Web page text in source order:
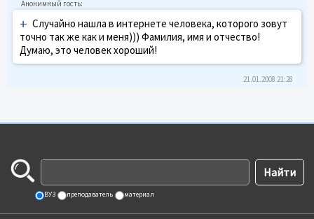
+ Случайно нашла в интернете человека, которого зовут
точно так же как и меня))) Фамилия, имя и отчество!
Думаю, это человек хороший!
21.01.2008 21:28
ВУЗ преподаватель материал